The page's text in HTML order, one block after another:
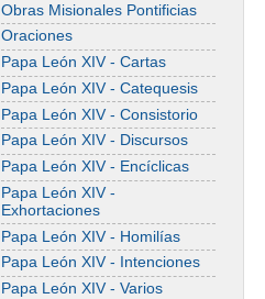
Obras Misionales Pontificias
Oraciones
Papa León XIV - Cartas
Papa León XIV - Catequesis
Papa León XIV - Consistorio
Papa León XIV - Discursos
Papa León XIV - Encíclicas
Papa León XIV -
Exhortaciones
Papa León XIV - Homilías
Papa León XIV - Intenciones
Papa León XIV - Varios